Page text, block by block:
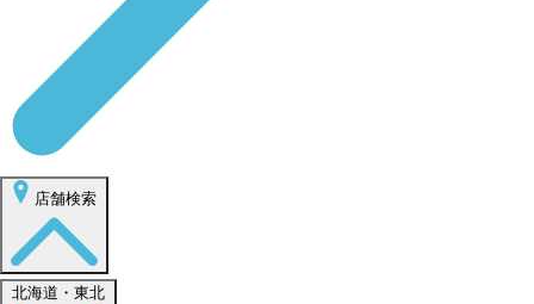
店舗検索
北海道・東北